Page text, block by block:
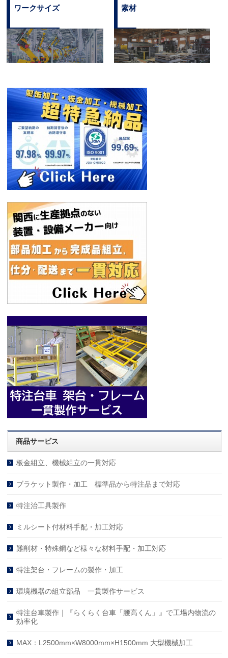
ワークサイズ 素材
商品サービス
板金組立、機械組立の一貫対応
ブラケット製作・加工 標準品から特注品まで対応
特注治工具製作
ミルシート付材料手配・加工対応
難削材・特殊鋼など様々な材料手配・加工対応
特注架台・フレームの製作・加工
環境機器の組立部品 一貫製作サービス
特注台車製作｜『らくらく台車「腰高くん」』で工場内物流の
効率化
MAX：L2500mm×W8000mm×H1500mm 大型機械加工